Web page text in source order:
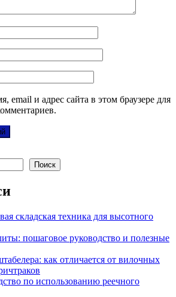
email и адрес сайта в этом браузере для
Поиск
складская техника для высотного
пошаговое руководство и полезные
как отличается от вилочных
по использованию реечного